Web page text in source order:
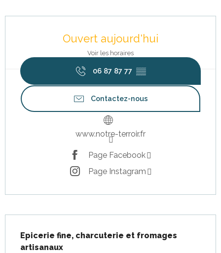
Ouvert aujourd'hui
Voir les horaires
06 87 87 77 ▒▒
Contactez-nous
www.notre-terroir.fr
Page Facebook
Page Instagram
Epicerie fine, charcuterie et fromages
artisanaux